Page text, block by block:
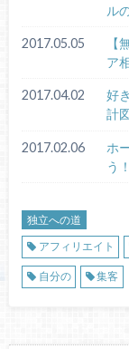
ル
2017.05.05
【
ア
2017.04.02
好
計
2017.02.06
ホ
う
独立への道
アフィリエイト
自分の 集客